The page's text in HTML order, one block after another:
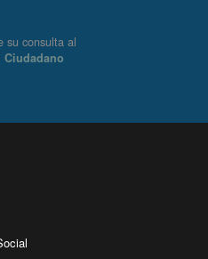
Ingrese su consulta al
Buzón Ciudadano